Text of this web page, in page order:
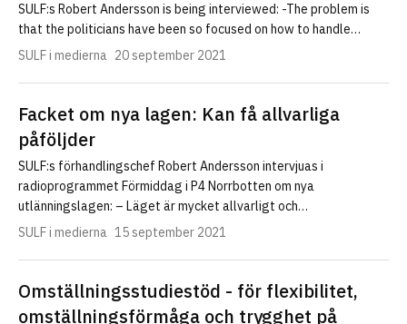
SULF:s Robert Andersson is being interviewed: -The problem is
that the politicians have been so focused on how to handle…
SULF i medierna 20 september 2021
Facket om nya lagen: Kan få allvarliga
påföljder
SULF:s förhandlingschef Robert Andersson intervjuas i
radioprogrammet Förmiddag i P4 Norrbotten om nya
utlänningslagen: – Läget är mycket allvarligt och…
SULF i medierna 15 september 2021
Omställningsstudiestöd - för flexibilitet,
omställningsförmåga och trygghet på